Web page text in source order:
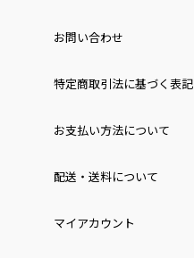
お問い合わせ
特定商取引法に基づく表記
お⽀払い⽅法について
配送・送料について
マイアカウント